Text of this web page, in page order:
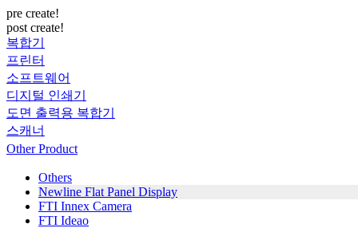
pre create!
post create!
복합기
프린터
소프트웨어
디지털 인쇄기
도면 출력용 복합기
스캐너
Other Product
Others
Newline Flat Panel Display
FTI Innex Camera
FTI Ideao